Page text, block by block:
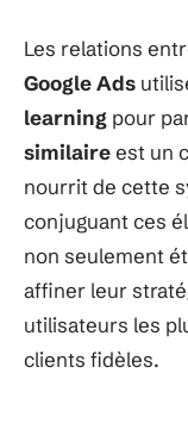
Les relations
Google Ads
learning pour
similaireest un
nourrit de cette
conjuguant ces
non seulement
affiner leur
utilisateurs les
clients fidèles.